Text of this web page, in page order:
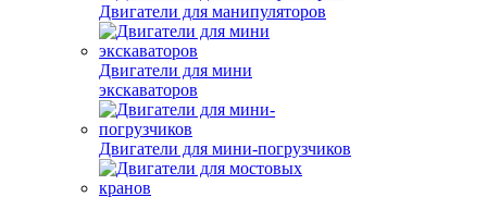
Двигатели для манипуляторов
Двигатели для мини
экскаваторов
Двигатели для мини-погрузчиков